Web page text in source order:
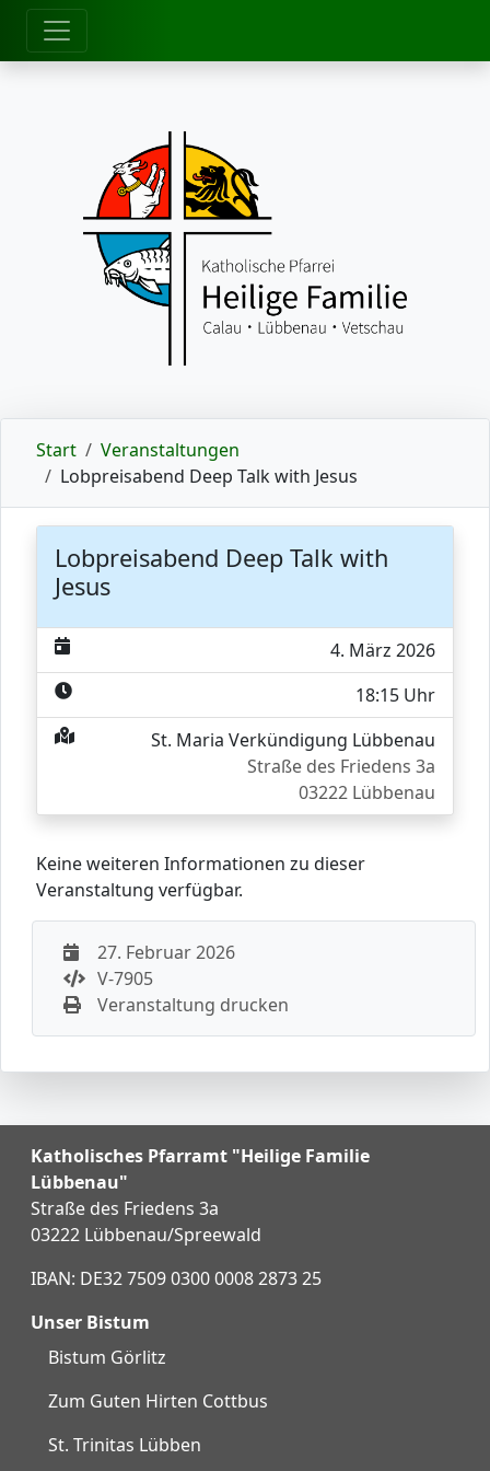
zum Inhalt
Start
Veranstaltungen
Lobpreisabend Deep Talk with Jesus
Lobpreisabend Deep Talk with
Jesus
4. März 2026
18:15 Uhr
St. Maria Verkündigung Lübbenau
Straße des Friedens 3a
03222 Lübbenau
Keine weiteren Informationen zu dieser
Veranstaltung verfügbar.
27. Februar 2026
V-7905
Veranstaltung drucken
Katholisches Pfarramt "Heilige Familie
Lübbenau"
Straße des Friedens 3a
03222 Lübbenau/Spreewald
IBAN: DE32 7509 0300 0008 2873 25
Unser Bistum
Bistum Görlitz
Zum Guten Hirten Cottbus
St. Trinitas Lübben